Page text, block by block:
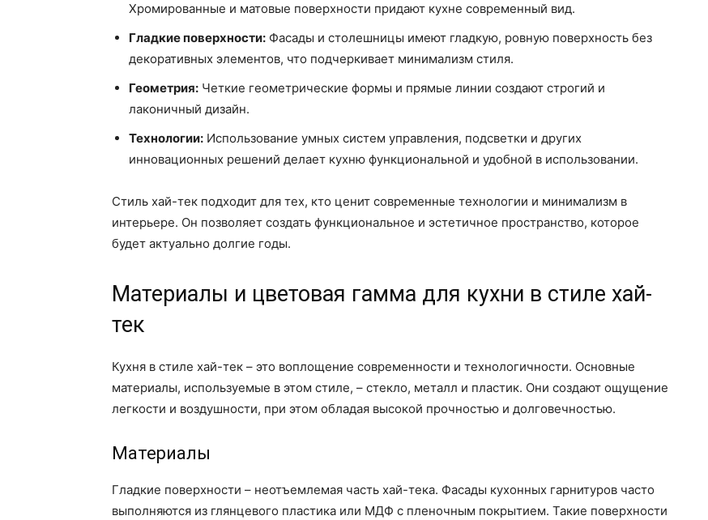
Хромированные и матовые поверхности придают кухне современный вид.
Гладкие поверхности: Фасады и столешницы имеют гладкую, ровную поверхность без
декоративных элементов, что подчеркивает минимализм стиля.
Геометрия: Четкие геометрические формы и прямые линии создают строгий и
лаконичный дизайн.
Технологии: Использование умных систем управления, подсветки и других
инновационных решений делает кухню функциональной и удобной в использовании.
Стиль хай-тек подходит для тех, кто ценит современные технологии и минимализм в
интерьере. Он позволяет создать функциональное и эстетичное пространство, которое
будет актуально долгие годы.
Материалы и цветовая гамма для кухни в стиле хай-
тек
Кухня в стиле хай-тек – это воплощение современности и технологичности. Основные
материалы, используемые в этом стиле, – стекло, металл и пластик. Они создают ощущение
легкости и воздушности, при этом обладая высокой прочностью и долговечностью.
Материалы
Гладкие поверхности – неотъемлемая часть хай-тека. Фасады кухонных гарнитуров часто
выполняются из глянцевого пластика или МДФ с пленочным покрытием. Такие поверхности